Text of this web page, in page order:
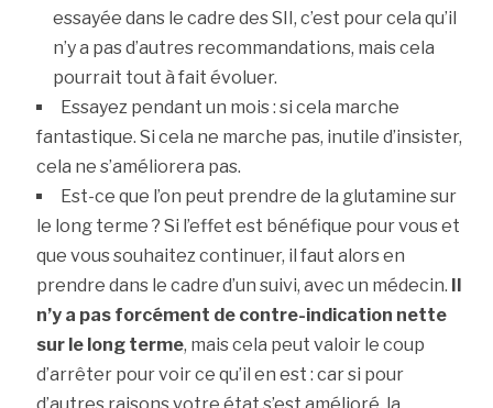
essayée dans le cadre des SII, c’est pour cela qu’il
n’y a pas d’autres recommandations, mais cela
pourrait tout à fait évoluer.
Essayez pendant un mois : si cela marche
fantastique. Si cela ne marche pas, inutile d’insister,
cela ne s’améliorera pas.
Est-ce que l’on peut prendre de la glutamine sur
le long terme ? Si l’effet est bénéfique pour vous et
que vous souhaitez continuer, il faut alors en
prendre dans le cadre d’un suivi, avec un médecin. Il
n’y a pas forcément de contre-indication nette
sur le long terme, mais cela peut valoir le coup
d’arrêter pour voir ce qu’il en est : car si pour